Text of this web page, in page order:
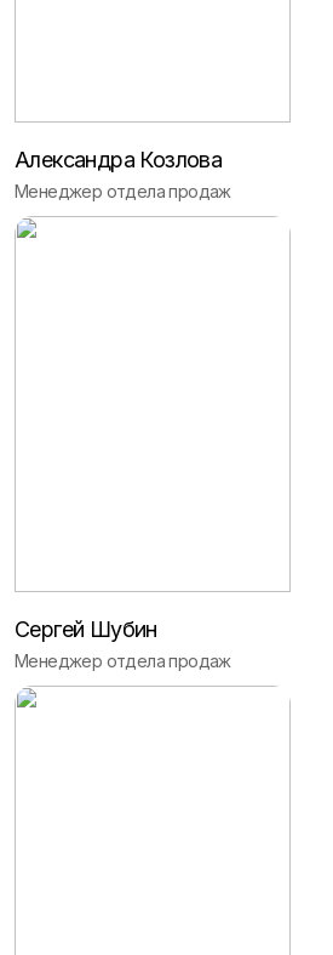
Александра Козлова
Менеджер отдела продаж
Сергей Шубин
Менеджер отдела продаж